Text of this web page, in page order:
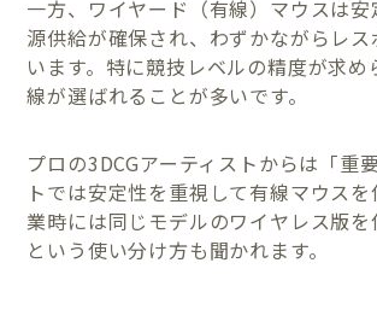
一方、ワイヤード（有線）マウスは
源供給が確保され、わずかながらレ
います。特に競技レベルの精度が求め
線が選ばれることが多いです。
プロの3DCGアーティストからは「重
トでは安定性を重視して有線マウス
業時には同じモデルのワイヤレス版を
という使い分け方も聞かれます。